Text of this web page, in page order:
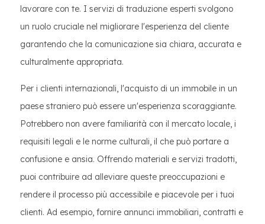
lavorare con te. I servizi di traduzione esperti svolgono
un ruolo cruciale nel migliorare l'esperienza del cliente
garantendo che la comunicazione sia chiara, accurata e
culturalmente appropriata.
Per i clienti internazionali, l'acquisto di un immobile in un
paese straniero può essere un'esperienza scoraggiante.
Potrebbero non avere familiarità con il mercato locale, i
requisiti legali e le norme culturali, il che può portare a
confusione e ansia. Offrendo materiali e servizi tradotti,
puoi contribuire ad alleviare queste preoccupazioni e
rendere il processo più accessibile e piacevole per i tuoi
clienti. Ad esempio, fornire annunci immobiliari, contratti e